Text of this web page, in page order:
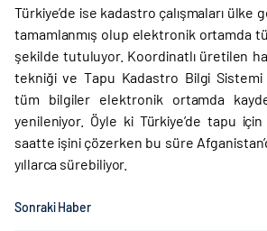
Türkiye’de ise kadastro çalışmaları ülke
tamamlanmış olup elektronik ortamda
şekilde tutuluyor. Koordinatlı üretilen
tekniği ve Tapu Kadastro Bilgi Sistemi
tüm bilgiler elektronik ortamda
yenileniyor. Öyle ki Türkiye’de tapu
saatte işini çözerken bu süre
yıllarca sürebiliyor.
Sonraki Haber